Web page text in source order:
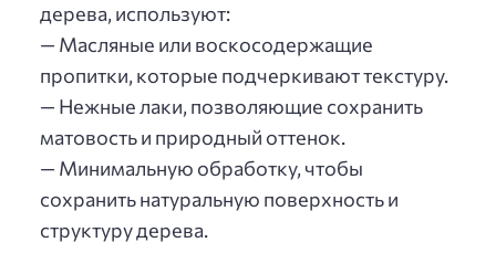
дерева, используют:
— Масляные или воскосодержащие
пропитки, которые подчеркивают текстуру.
— Нежные лаки, позволяющие сохранить
матовость и природный оттенок.
— Минимальную обработку, чтобы
сохранить натуральную поверхность и
структуру дерева.